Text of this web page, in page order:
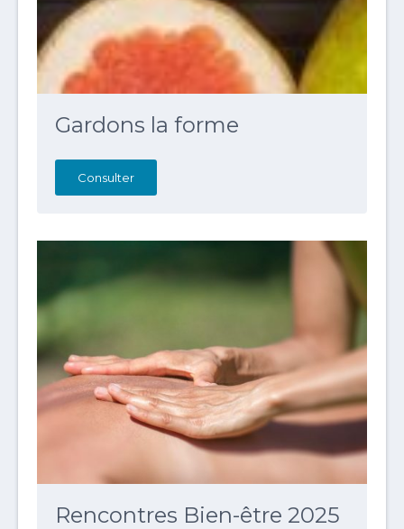
Gardons la forme
Consulter
Rencontres Bien-être 2025